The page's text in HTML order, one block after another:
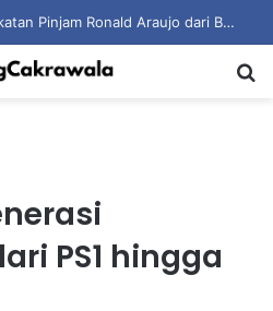
Liverpool Capai Kesepakatan Pinjam Ronald Araujo dari Barcelona
PS1 hingga